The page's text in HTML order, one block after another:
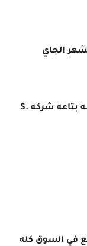
الجاي
هو انت ما عرفتش ان جبل كسب المناقصه بتاعه شركه S.
في السوق كله